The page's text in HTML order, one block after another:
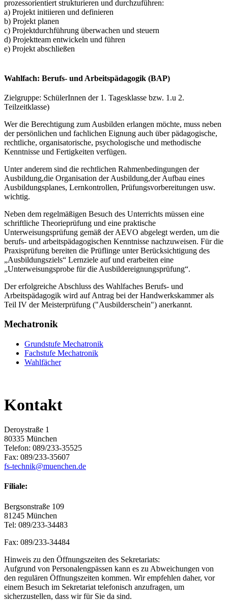
prozessorientiert strukturieren und durchzuführen:
a) Projekt initiieren und definieren
b) Projekt planen
c) Projektdurchführung überwachen und steuern
d) Projektteam entwickeln und führen
e) Projekt abschließen
Wahlfach: Berufs- und Arbeitspädagogik (BAP)
Zielgruppe: SchülerInnen der 1. Tagesklasse bzw. 1.u 2.
Teilzeitklasse)
Wer die Berechtigung zum Ausbilden erlangen möchte, muss neben
der persönlichen und fachlichen Eignung auch über pädagogische,
rechtliche, organisatorische, psychologische und methodische
Kenntnisse und Fertigkeiten verfügen.
Unter anderem sind die rechtlichen Rahmenbedingungen der
Ausbildung,die Organisation der Ausbildung,der Aufbau eines
Ausbildungsplanes, Lernkontrollen, Prüfungsvorbereitungen usw.
wichtig.
Neben dem regelmäßigen Besuch des Unterrichts müssen eine
schriftliche Theorieprüfung und eine praktische
Unterweisungsprüfung gemäß der AEVO abgelegt werden, um die
berufs- und arbeitspädagogischen Kenntnisse nachzuweisen. Für die
Praxisprüfung bereiten die Prüflinge unter Berücksichtigung des
„Ausbildungsziels“ Lernziele auf und erarbeiten eine
„Unterweisungsprobe für die Ausbildereignungsprüfung“.
Der erfolgreiche Abschluss des Wahlfaches Berufs- und
Arbeitspädagogik wird auf Antrag bei der Handwerkskammer als
Teil IV der Meisterprüfung ("Ausbilderschein") anerkannt.
Mechatronik
Grundstufe Mechatronik
Fachstufe Mechatronik
Wahlfächer
Kontakt
Deroystraße 1
80335 München
Telefon: 089/233-35525
Fax: 089/233-35607
fs-technik@muenchen.de
Filiale:
Bergsonstraße 109
81245 München
Tel: 089/233-34483
Fax: 089/233-34484
Hinweis zu den Öffnungszeiten des Sekretariats:
Aufgrund von Personalengpässen kann es zu Abweichungen von
den regulären Öffnungszeiten kommen. Wir empfehlen daher, vor
einem Besuch im Sekretariat telefonisch anzufragen, um
sicherzustellen, dass wir für Sie da sind.